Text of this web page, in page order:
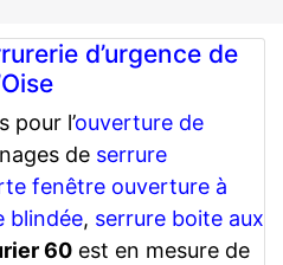
d’urgence de
pour l’ouverture de
de serrure
fenêtre ouverture à
blindée, serrure boite aux
60 est en mesure de